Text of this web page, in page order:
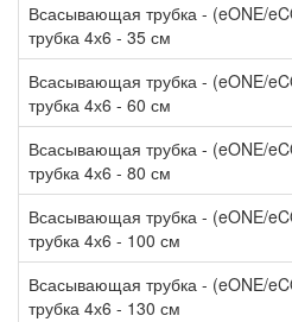
Всасывающая трубка - (eONE/
трубка 4х6 - 35 см
Всасывающая трубка - (eONE/
трубка 4х6 - 60 см
Всасывающая трубка - (eONE/
трубка 4х6 - 80 см
Всасывающая трубка - (eONE/
трубка 4х6 - 100 см
Всасывающая трубка - (eONE/
трубка 4х6 - 130 см